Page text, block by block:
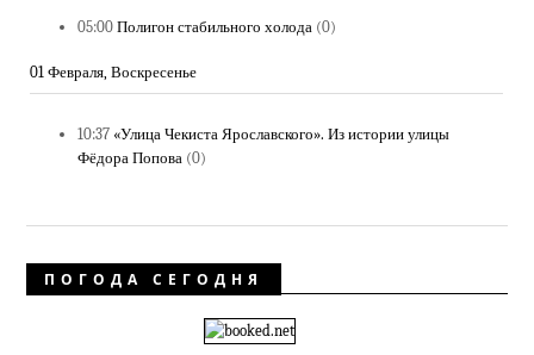
05:00 Полигон стабильного холода (0)
01 Февраля, Воскресенье
10:37 «Улица Чекиста Ярославского». Из истории улицы
Фёдора Попова (0)
ПОГОДА СЕГОДНЯ